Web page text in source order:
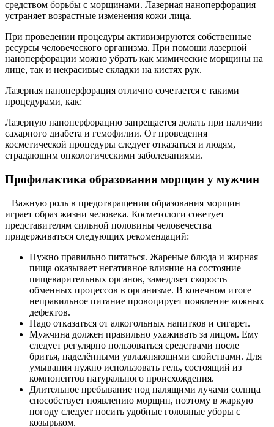
средством борьбы с морщинами. Лазерная наноперфорация
устраняет возрастные изменения кожи лица.
При проведении процедуры активизируются собственные
ресурсы человеческого организма. При помощи лазерной
наноперфорации можно убрать как мимические морщины на
лице, так и некрасивые складки на кистях рук.
Лазерная наноперфорация отлично сочетается с такими
процедурами, как:
Лазерную наноперфорацию запрещается делать при наличии
сахарного диабета и гемофилии. От проведения
косметической процедуры следует отказаться и людям,
страдающим онкологическими заболеваниями.
Профилактика образования морщин у мужчин
Важную роль в предотвращении образования морщин
играет образ жизни человека. Косметологи советует
представителям сильной половины человечества
придерживаться следующих рекомендаций:
Нужно правильно питаться. Жареные блюда и жирная
пища оказывает негативное влияние на состояние
пищеварительных органов, замедляет скорость
обменных процессов в организме. В конечном итоге
неправильное питание провоцирует появление кожных
дефектов.
Надо отказаться от алкогольных напитков и сигарет.
Мужчина должен правильно ухаживать за лицом. Ему
следует регулярно пользоваться средствами после
бритья, наделёнными увлажняющими свойствами. Для
умывания нужно использовать гель, состоящий из
компонентов натурального происхождения.
Длительное пребывание под палящими лучами солнца
способствует появлению морщин, поэтому в жаркую
погоду следует носить удобные головные уборы с
козырьком.